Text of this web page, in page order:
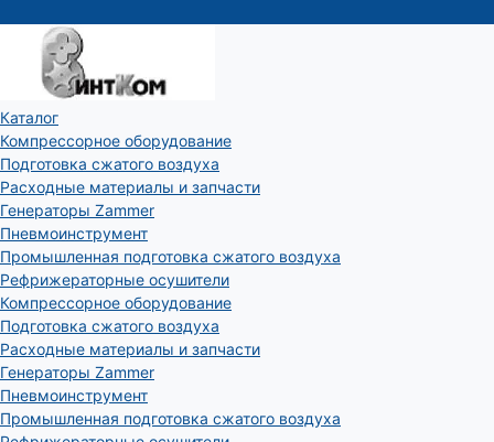
Каталог
Компрессорное оборудование
Подготовка сжатого воздуха
Расходные материалы и запчасти
Генераторы Zammer
Пневмоинструмент
Промышленная подготовка сжатого воздуха
Рефрижераторные осушители
Компрессорное оборудование
Подготовка сжатого воздуха
Расходные материалы и запчасти
Генераторы Zammer
Пневмоинструмент
Промышленная подготовка сжатого воздуха